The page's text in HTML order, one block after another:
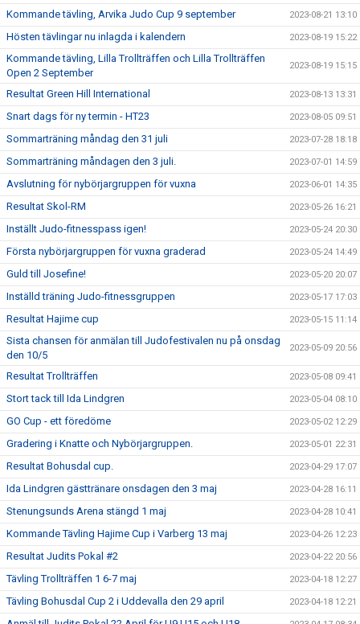
Kommande tävling, Arvika Judo Cup 9 september 2023-08-21 13:10
Hösten tävlingar nu inlagda i kalendern 2023-08-19 15:22
Kommande tävling, Lilla Trollträffen och Lilla Trollträffen
Open 2 September
2023-08-19 15:15
Resultat Green Hill International 2023-08-13 13:31
Snart dags för ny termin - HT23 2023-08-05 09:51
Sommarträning måndag den 31 juli 2023-07-28 18:18
Sommarträning måndagen den 3 juli. 2023-07-01 14:59
Avslutning för nybörjargruppen för vuxna 2023-06-01 14:35
Resultat Skol-RM 2023-05-26 16:21
Inställt Judo-fitnesspass igen! 2023-05-24 20:30
Första nybörjargruppen för vuxna graderad 2023-05-24 14:49
Guld till Josefine! 2023-05-20 20:07
Inställd träning Judo-fitnessgruppen 2023-05-17 17:03
Resultat Hajime cup 2023-05-15 11:14
Sista chansen för anmälan till Judofestivalen nu på onsdag
den 10/5
2023-05-09 20:56
Resultat Trollträffen 2023-05-08 09:41
Stort tack till Ida Lindgren 2023-05-04 08:10
GO Cup - ett föredöme 2023-05-02 12:29
Gradering i Knatte och Nybörjargruppen. 2023-05-01 22:31
Resultat Bohusdal cup. 2023-04-29 17:07
Ida Lindgren gästtränare onsdagen den 3 maj 2023-04-28 16:11
Stenungsunds Arena stängd 1 maj 2023-04-28 10:41
Kommande Tävling Hajime Cup i Varberg 13 maj 2023-04-26 12:23
Resultat Judits Pokal #2 2023-04-22 20:56
Tävling Trollträffen 1 6-7 maj 2023-04-18 12:27
Tävling Bohusdal Cup 2 i Uddevalla den 29 april 2023-04-18 12:21